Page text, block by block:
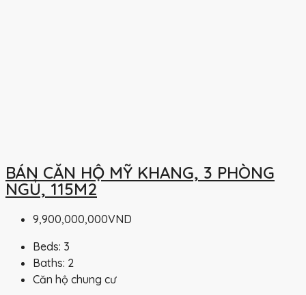
BÁN CĂN HỘ MỸ KHANG, 3 PHÒNG
NGỦ, 115M2
9,900,000,000VND
Beds: 3
Baths: 2
Căn hộ chung cư